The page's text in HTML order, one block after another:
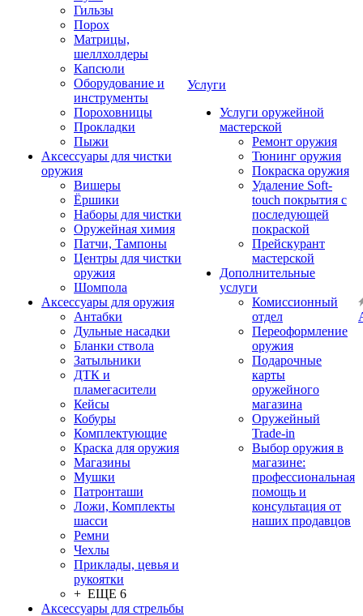
Гильзы
Порох
Матрицы,
шеллхолдеры
Капсюли
Оборудование и
инструменты
Пороховницы
Прокладки
Пыжи
Аксессуары для чистки
оружия
Вишеры
Ёршики
Наборы для чистки
Оружейная химия
Патчи, Тампоны
Центры для чистки
оружия
Шомпола
Аксессуары для оружия
Антабки
Дульные насадки
Бланки ствола
Затыльники
ДТК и
пламегасители
Кейсы
Кобуры
Комплектующие
Краска для оружия
Магазины
Мушки
Патронташи
Ложи, Комплекты
шасси
Ремни
Чехлы
Приклады, цевья и
рукоятки
+ ЕЩЕ 6
Аксессуары для стрельбы
Услуги
Услуги оружейной
мастерской
Ремонт оружия
Тюнинг оружия
Покраска оружия
Удаление Soft-
touch покрытия с
последующей
покраской
Прейскурант
мастерской
Дополнительные
услуги
Комиссионный
отдел
Переоформление
оружия
Подарочные
карты
оружейного
магазина
Оружейный
Trade-in
Выбор оружия в
магазине:
профессиональная
помощь и
консультация от
наших продавцов